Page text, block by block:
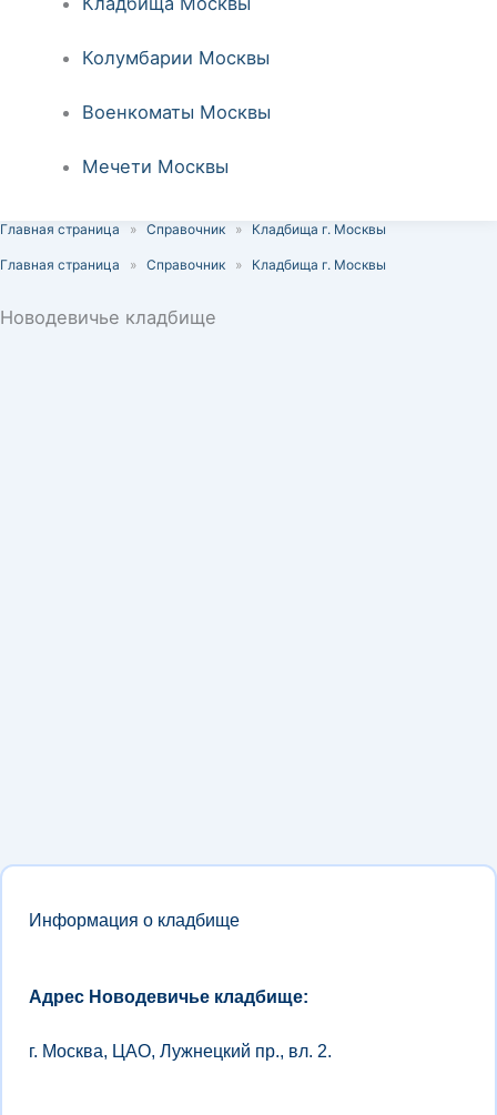
Колумбарии Москвы
Военкоматы Москвы
Мечети Москвы
Главная страница » Справочник » Кладбища г. Москвы
Главная страница » Справочник » Кладбища г. Москвы
Новодевичье кладбище
Информация о кладбище
Адрес Новодевичье кладбище:
г. Москва, ЦАО, Лужнецкий пр., вл. 2.